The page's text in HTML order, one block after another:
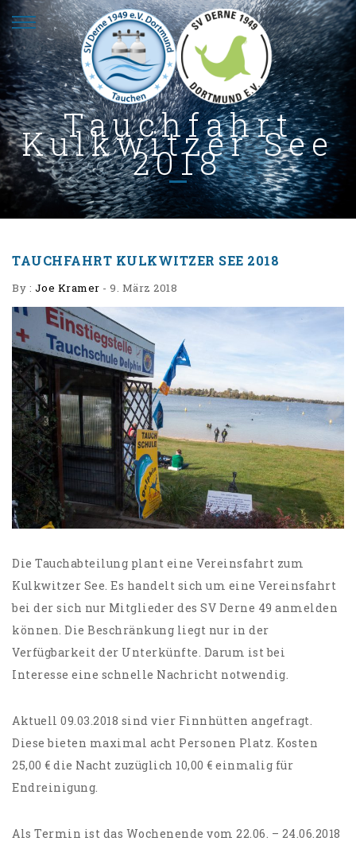
Tauchfahrt
Kulkwitzer See
2018
TAUCHFAHRT KULKWITZER SEE 2018
By : Joe Kramer - 9. März 2018
Die Tauchabteilung plant eine Vereinsfahrt zum
Kulkwitzer See. Es handelt sich um eine Vereinsfahrt
bei der sich nur Mitglieder des SV Derne 49 anmelden
können. Die Beschränkung liegt nur in der
Verfügbarkeit der Unterkünfte. Darum ist bei
Interesse eine schnelle Nachricht notwendig.
Aktuell 09.03.2018 sind vier Finnhütten angefragt.
Diese bieten maximal acht Personen Platz. Kosten
25,00 € die Nacht zuzüglich 10,00 € einmalig für
Endreinigung.
Als Termin ist das Wochenende vom 22.06. – 24.06.2018